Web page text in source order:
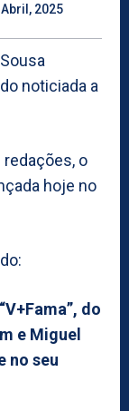
2025
noticiada a
o
hoje no
do
e Miguel
no seu